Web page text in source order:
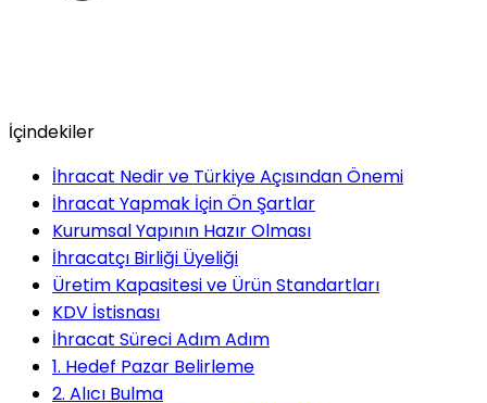
İçindekiler
İhracat Nedir ve Türkiye Açısından Önemi
İhracat Yapmak İçin Ön Şartlar
Kurumsal Yapının Hazır Olması
İhracatçı Birliği Üyeliği
Üretim Kapasitesi ve Ürün Standartları
KDV İstisnası
İhracat Süreci Adım Adım
1. Hedef Pazar Belirleme
2. Alıcı Bulma